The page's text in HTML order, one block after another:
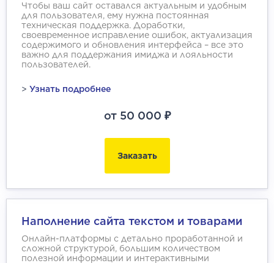
Чтобы ваш сайт оставался актуальным и удобным
для пользователя, ему нужна постоянная
техническая поддержка. Доработки,
своевременное исправление ошибок, актуализация
содержимого и обновления интерфейса – все это
важно для поддержания имиджа и лояльности
пользователей.
> Узнать подробнее
от 50 000 ₽
Заказать
Наполнение сайта текстом и товарами
Онлайн-платформы с детально проработанной и
сложной структурой, большим количеством
полезной информации и интерактивными